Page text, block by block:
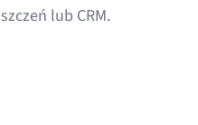
lub CRM.